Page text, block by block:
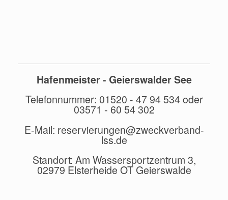
Hafenmeister - Geierswalder See
Telefonnummer: 01520 - 47 94 534 oder
03571 - 60 54 302
E-Mail: reservierungen@zweckverband-
lss.de
Standort: Am Wassersportzentrum 3,
02979 Elsterheide OT Geierswalde